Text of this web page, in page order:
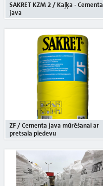
SAKRET KZM 2 / Kaļķa - Cementa
java
ZF / Cementa java mūrēšanai ar
pretsala piedevu